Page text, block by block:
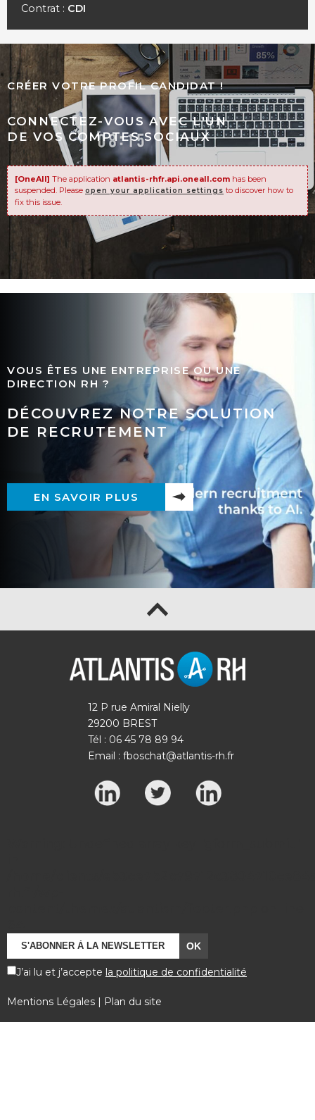
Contrat : CDI
CRÉER VOTRE PROFIL CANDIDAT !
CONNECTEZ-VOUS AVEC L'UN
DE VOS COMPTES SOCIAUX
[OneAll] The application atlantis-rhfr.api.oneall.com has been
suspended. Please open your application settings to discover how to
fix this issue.
VOUS ÊTES UNE ENTREPRISE OU UNE
DIRECTION RH ?
DÉCOUVREZ NOTRE SOLUTION
DE RECRUTEMENT
EN SAVOIR PLUS
12 P rue Amiral Nielly
29200 BREST
Tél : 06 45 78 89 94
Email : fboschat@atlantis-rh.fr
J’ai lu et j’accepte la politique de confidentialité
Mentions Légales | Plan du site